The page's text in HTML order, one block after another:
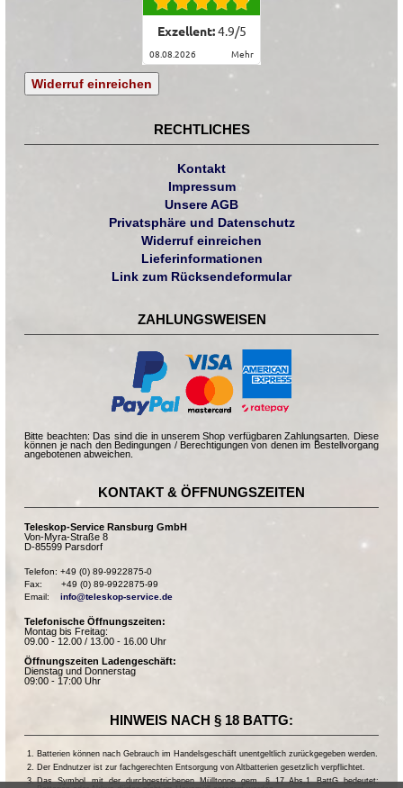
Exzellent:4.9/5
08.08.2026 mehr
Widerruf einreichen
RECHTLICHES
Kontakt
Impressum
Unsere AGB
Privatsphäre und Datenschutz
Widerruf einreichen
Lieferinformationen
Link zum Rücksendeformular
ZAHLUNGSWEISEN
Bitte beachten: Das sind die in unserem Shop verfügbaren Zahlungsarten. Diese
können je nach den Bedingungen / Berechtigungen von denen im Bestellvorgang
angebotenen abweichen.
KONTAKT & ÖFFNUNGSZEITEN
Teleskop-Service Ransburg GmbH
Von-Myra-Straße 8
D-85599 Parsdorf
Telefon: +49 (0) 89-9922875-0
Fax:       +49 (0) 89-9922875-99
Email: info@teleskop-service.de
Telefonische Öffnungszeiten:
Montag bis Freitag:
09.00 - 12.00 / 13.00 - 16.00 Uhr
Öffnungszeiten Ladengeschäft:
Dienstag und Donnerstag
09:00 - 17:00 Uhr
HINWEIS NACH § 18 BATTG:
Batterien können nach Gebrauch im Handelsgeschäft unentgeltlich zurückgegeben werden.
Der Endnutzer ist zur fachgerechten Entsorgung von Altbatterien gesetzlich verpflichtet.
Das Symbol mit der durchgestrichenen Mülltonne gem. § 17 Abs.1 BattG bedeutet: